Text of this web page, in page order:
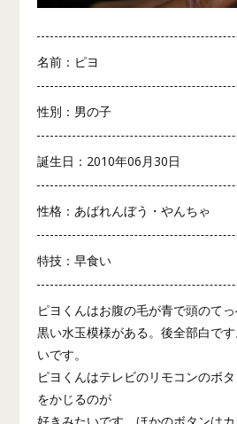
名前：ピヨ
性別：男の子
誕生日：2010年06月30日
性格：あばれんぼう・やんちゃ
特技：早食い
ピヨくんはお腹の毛が青で頭のて
黒い水玉模様がある。後全部白で
いです。
ピヨくんはテレビのリモコンのボ
をかじるのが